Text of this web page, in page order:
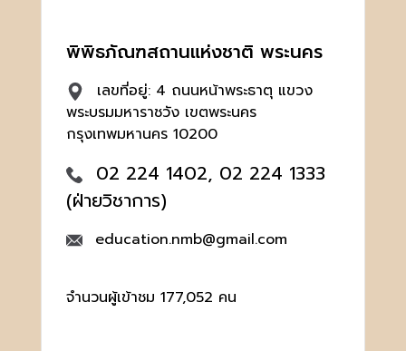
พิพิธภัณฑสถานแห่งชาติ พระนคร
เลขที่อยู่: 4 ถนนหน้าพระธาตุ แขวง
พระบรมมหาราชวัง เขตพระนคร
กรุงเทพมหานคร 10200
02 224 1402, 02 224 1333
(ฝ่ายวิชาการ)
education.nmb@gmail.com
จำนวนผู้เข้าชม 177,052 คน